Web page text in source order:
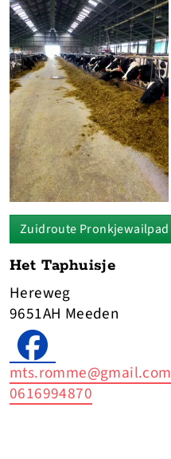
Zuidroute Pronkjewailpad
Het Taphuisje
Hereweg
9651AH Meeden
mts.romme@gmail.com
0616994870